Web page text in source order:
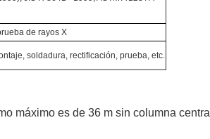
de rayos X
soldadura, rectificación, prueba, etc.
máximo es de 36 m sin columna central